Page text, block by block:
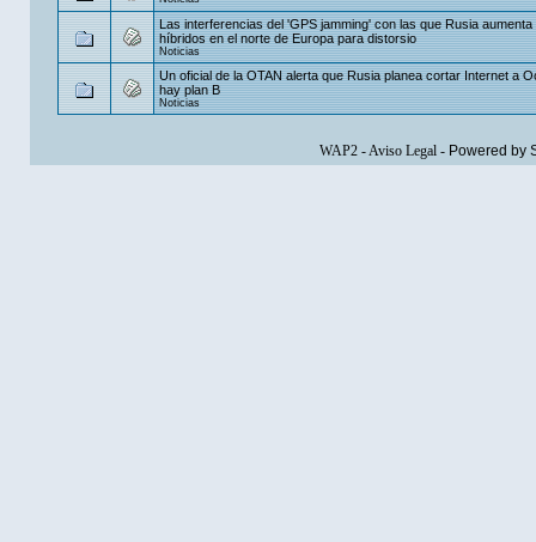
Las interferencias del 'GPS jamming' con las que Rusia
híbridos en el norte de Europa para distorsio
Noticias
Un oficial de la OTAN alerta que Rusia planea cortar Internet a
hay plan B
Noticias
WAP2-Aviso Legal- Powered by